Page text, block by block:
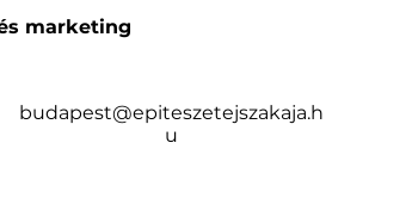
marketing
budapest@epiteszetejszakaja.h
u